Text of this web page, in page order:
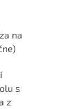
na
s
z